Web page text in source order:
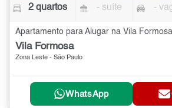
2 quartos - suíte -
Vila Formosa
Zona Leste - São Paulo
WhatsApp